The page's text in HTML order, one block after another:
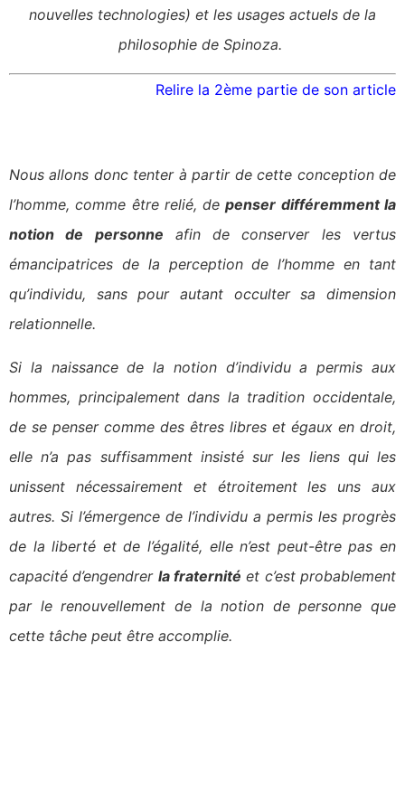
nouvelles technologies) et les usages actuels de la
philosophie de Spinoza.
Relire la 2ème partie de son article
Nous allons donc tenter à partir de cette conception de
l’homme, comme être relié, depenser différemment la
notion de personne afin de conserver les vertus
émancipatrices de la perception de l’homme en tant
qu’individu, sans pour autant occulter sa dimension
relationnelle.
Si la naissance de la notion d’individu a permis aux
hommes, principalement dans la tradition occidentale,
de se penser comme des êtres libres et égaux en droit,
elle n’a pas suffisamment insisté sur les liens qui les
unissent nécessairement et étroitement les uns aux
autres. Si l’émergence de l’individu a permis les progrès
de la liberté et de l’égalité, elle n’est peut-être pas en
capacité d’engendrer la fraternité et c’est probablement
par le renouvellement de la notion de personne que
cette tâche peut être accomplie.